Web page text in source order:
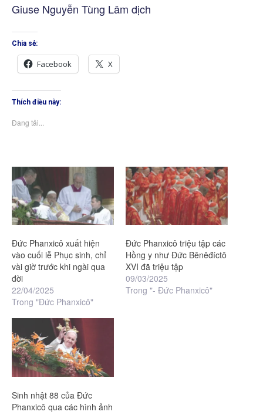
Giuse Nguyễn Tùng Lâm dịch
Chia sẻ:
Facebook X
Thích điều này:
Đang tải...
Đức Phanxicô xuất hiện
vào cuối lễ Phục sinh, chỉ
vài giờ trước khi ngài qua
đời
22/04/2025
Trong "Đức Phanxicô"
Đức Phanxicô triệu tập các
Hồng y như Đức Bênêđíctô
XVI đã triệu tập
09/03/2025
Trong "- Đức Phanxicô"
Sinh nhật 88 của Đức
Phanxicô qua các hình ảnh